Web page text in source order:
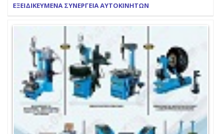
ΕΞΕΙΔΙΚΕΥΜΕΝΑ ΣΥΝΕΡΓΕΙΑ ΑΥΤΟΚΙΝΗΤΩΝ